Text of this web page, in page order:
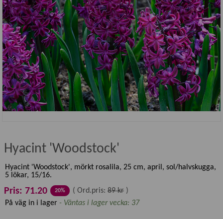
Hyacint 'Woodstock'
Hyacint 'Woodstock', mörkt rosalila, 25 cm, april, sol/halvskugga,
5 lökar, 15/16.
Pris: 71.20 20% ( Ord.pris: 89 kr )
På väg in i lager - Väntas i lager vecka: 37